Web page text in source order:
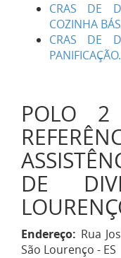
CRAS DE
COZINHA
CRAS DE
POLO
DE
Endereço: Rua
São Lourenço - ES